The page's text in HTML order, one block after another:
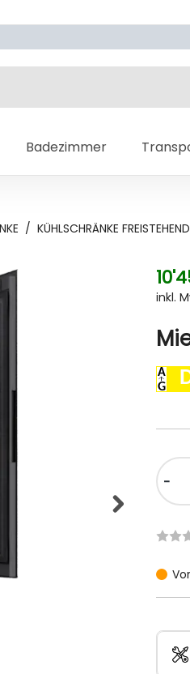
Badezimmer
/ KÜHLSCHRÄNKE FREISTEHEND
inkl.
-